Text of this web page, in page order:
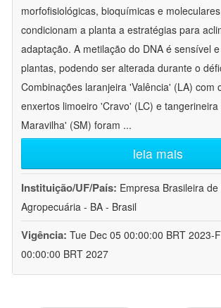
morfofisiológicas, bioquímicas e
condicionam a planta a estratégias para
adaptação. A metilação do DNA é sensível
plantas, podendo ser alterada durante o
Combinações laranjeira 'Valência' (LA) com
enxertos limoeiro 'Cravo' (LC) e tangerineira
Maravilha' (SM) foram ...
leia mais
Instituição/UF/País: Empresa Brasileira
Agropecuária - BA - Brasil
Vigência: Tue Dec 05 00:00:00 BRT 2023-
00:00:00 BRT 2027